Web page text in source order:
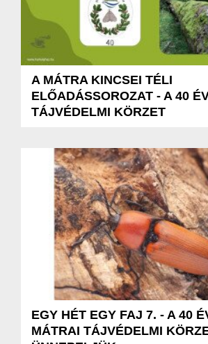
A MÁTRA KINCSEI TÉLI
ELŐADÁSSOROZAT - A 40
TÁJVÉDELMI KÖRZET
EGY HÉT EGY FAJ 7. - A 40
MÁTRAI TÁJVÉDELMI